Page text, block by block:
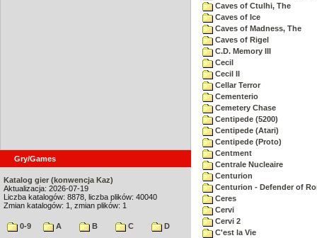
Gry/Games
Katalog gier (konwencja Kaz)
Aktualizacja: 2026-07-19
Liczba katalogów: 8878, liczba plików: 40040
Zmian katalogów: 1, zmian plików: 1
0-9 A B C
D
Caves of Ctulhi, The
Caves of Ice
Caves of Madness, The
Caves of Rigel
C.D. Memory III
Cecil
Cecil II
Cellar Terror
Cementerio
Cemetery Chase
Centipede (5200)
Centipede (Atari)
Centipede (Proto)
Centment
Centrale Nucleaire
Centurion
Centurion - Defender of
Ceres
Cervi
Cervi 2
C'est la Vie